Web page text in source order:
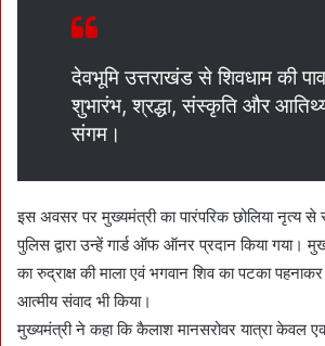
देवभूमि उत्तराखंड से शिवधाम की
शुभारंभ, श्रद्धा, संस्कृति और
संगम।
इस अवसर पर मुख्यमंत्री का पारंपरिक छोलिया नृत्य से
पुलिस द्वारा उन्हें गार्ड ऑफ ऑनर प्रदान किया गया।
का रुद्राक्ष की माला एवं भगवान शिव का पटका
आत्मीय संवाद भी किया।
मुख्यमंत्री ने कहा कि कैलाश मानसरोवर यात्रा केवल एक